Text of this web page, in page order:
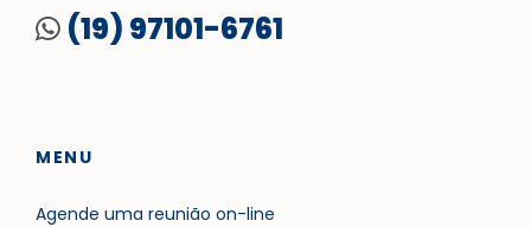
(19) 97101-6761
MENU
Agende uma reunião on-line